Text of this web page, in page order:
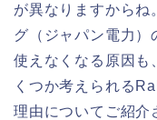
が異なりますからね
グ（ジャパン電力）
使えなくなる原因も
くつか考えられる
理由についてご紹介